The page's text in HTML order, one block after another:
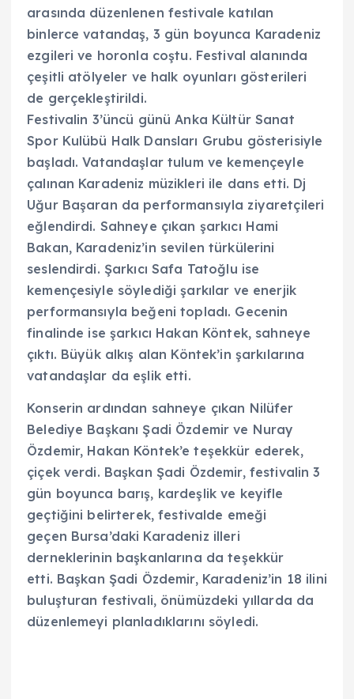
arasında düzenlenen festivale katılan
binlerce vatandaş, 3 gün boyunca Karadeniz
ezgileri ve horonla coştu. Festival alanında
çeşitli atölyeler ve halk oyunları gösterileri
de gerçekleştirildi.
Festivalin 3’üncü günü Anka Kültür Sanat
Spor Kulübü Halk Dansları Grubu gösterisiyle
başladı. Vatandaşlar tulum ve kemençeyle
çalınan Karadeniz müzikleri ile dans etti. Dj
Uğur Başaran da performansıyla ziyaretçileri
eğlendirdi. Sahneye çıkan şarkıcı Hami
Bakan, Karadeniz’in sevilen türkülerini
seslendirdi. Şarkıcı Safa Tatoğlu ise
kemençesiyle söylediği şarkılar ve enerjik
performansıyla beğeni topladı. Gecenin
finalinde ise şarkıcı Hakan Köntek, sahneye
çıktı. Büyük alkış alan Köntek’in şarkılarına
vatandaşlar da eşlik etti.
Konserin ardından sahneye çıkan Nilüfer
Belediye Başkanı Şadi Özdemir ve Nuray
Özdemir, Hakan Köntek’e teşekkür ederek,
çiçek verdi. Başkan Şadi Özdemir, festivalin 3
gün boyunca barış, kardeşlik ve keyifle
geçtiğini belirterek, festivalde emeği
geçen Bursa’daki Karadeniz illeri
derneklerinin başkanlarına da teşekkür
etti. Başkan Şadi Özdemir, Karadeniz’in 18 ilini
buluşturan festivali, önümüzdeki yıllarda da
düzenlemeyi planladıklarını söyledi.